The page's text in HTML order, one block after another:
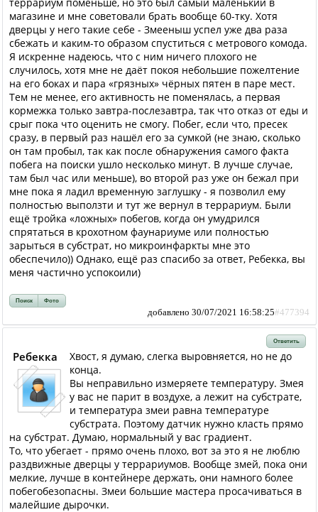
магазине и мне советовали брать вообще 60-тку. Хотя
дверцы у него такие себе - Змееныш успел уже два раза
сбежать и каким-то образом спуститься с метрового комода.
Я искренне надеюсь, что с ним ничего плохого не
случилось, хотя мне не даёт покоя небольшие пожелтение
на его боках и пара «грязных» чёрных пятен в паре мест.
Тем не менее, его активность не поменялась, а первая
кормежка только завтра-послезавтра, так что отказ от еды и
срыг пока что оценить не смогу. Побег, если что, пресек
сразу, в первый раз нашёл его за сумкой (не знаю, сколько
он там пробыл, так как после обнаружения самого факта
побега на поиски ушло несколько минут. В лучше случае,
там был час или меньше), во второй раз уже он бежал при
мне пока я ладил временную заглушку - я позволил ему
полностью выползти и тут же вернул в террариум. Были
ещё тройка «ложных» побегов, когда он умудрился
спрятаться в крохотном фаунариуме или полностью
зарыться в субстрат, но микроинфаркты мне это
обеспечило)) Однако, ещё раз спасибо за ответ, Ребекка, вы
меня частично успокоили)
Поиск Фото
добавлено 30/07/2021 16:58:25#477394
Ответить
Ребекка
Хвост, я думаю, слегка выровняется, но не до
конца.
Вы неправильно измеряете температуру. Змея
у вас не парит в воздухе, а лежит на субстрате,
и температура змеи равна температуре
субстрата. Поэтому датчик нужно класть прямо
на субстрат. Думаю, нормальный у вас градиент.
То, что убегает - прямо очень плохо, вот за это я не люблю
раздвижные дверцы у террариумов. Вообще змей, пока они
мелкие, лучше в контейнере держать, они намного более
побегобезопасны. Змеи большие мастера просачиваться в
малейшие дырочки.